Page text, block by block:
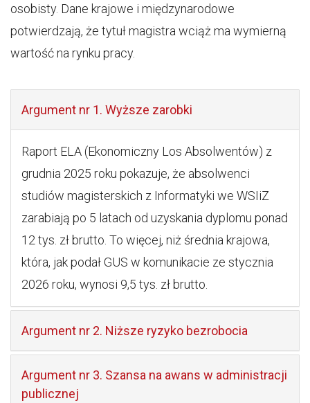
osobisty. Dane krajowe i międzynarodowe
potwierdzają, że tytuł magistra wciąż ma wymierną
wartość na rynku pracy.
Argument nr 1. Wyższe zarobki
Raport ELA (Ekonomiczny Los Absolwentów) z
grudnia 2025 roku pokazuje, że absolwenci
studiów magisterskich z Informatyki we WSIiZ
zarabiają po 5 latach od uzyskania dyplomu ponad
12 tys. zł brutto. To więcej, niż średnia krajowa,
która, jak podał GUS w komunikacie ze stycznia
2026 roku, wynosi 9,5 tys. zł brutto.
Argument nr 2. Niższe ryzyko bezrobocia
Argument nr 3. Szansa na awans w administracji
publicznej